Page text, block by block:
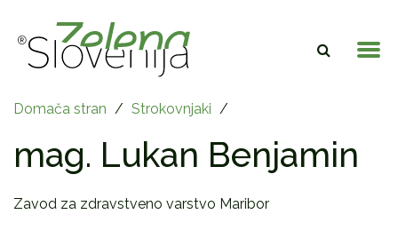
Domača stran / Strokovnjaki /
mag. Lukan Benjamin
Zavod za zdravstveno varstvo Maribor